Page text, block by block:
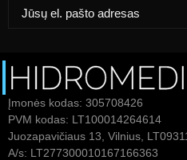
Įmonės kodas: 305708426
PVM kodas: LT100014264614
Juozapavičiaus 13, Vilnius,
A/s: LT277300010167166363